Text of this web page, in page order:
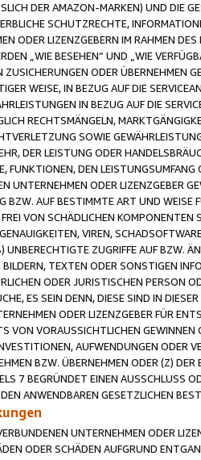
DER AMAZON-MARKEN) UND DIE
SCHUTZRECHTE,
ODER LIZENZGEBERN IM RAHMEN
„WIE BESEHEN“ UND „WIE
ZUSICHERUNGEN ODER ÜBERNEHMEN
WEISE, IN BEZUG AUF DIE
IN BEZUG AUF DIE
RECHTSMÄNGELN,
SOWIE
DER LEISTUNG ODER
FUNKTIONEN, DEN
UNTERNEHMEN ODER LIZENZGEBER
BZW. AUF BESTIMMTE ART UND
FREI VON SCHÄDLICHEN
VIREN,
UNBERECHTIGTE ZUGRIFFE AUF BZW.
TEXTEN ODER SONSTIGEN
ODER JURISTISCHEN PERSON
ES SEIN DENN, DIESE SIND IN
ODER LIZENZGEBER FÜR
VON VORAUSSICHTLICHEN
AUFWENDUNGEN ODER
BZW. ÜBERNEHMEN ODER (Z)
7 BEGRÜNDET EINEN AUSSCHLUSS
ANWENDBAREN GESETZLICHEN
UNTERNEHMEN ODER
ODER SCHÄDEN AUFGRUND